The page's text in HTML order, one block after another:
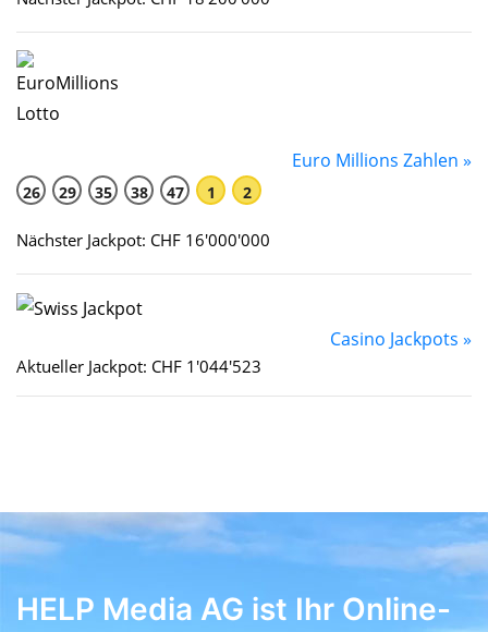
Euro Millions Zahlen »
26 29 35 38 47 1 2
Nächster Jackpot: CHF 16'000'000
Casino Jackpots »
Aktueller Jackpot: CHF 1'044'523
HELP Media AG ist Ihr Online-